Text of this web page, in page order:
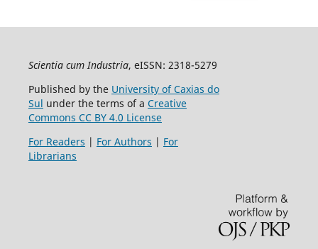
Scientia cum Industria, eISSN: 2318-5279
Published by the University of Caxias do
Sul under the terms of a Creative
Commons CC BY 4.0 License
For Readers | For Authors | For
Librarians